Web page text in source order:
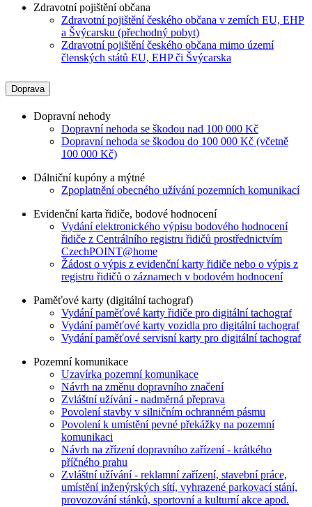
Zdravotní pojištění občana
Zdravotní pojištění českého občana v zemích EU, EHP
a Švýcarsku (přechodný pobyt)
Zdravotní pojištění českého občana mimo území
členských států EU, EHP či Švýcarska
Doprava
Dopravní nehody
Dopravní nehoda se škodou nad 100 000 Kč
Dopravní nehoda se škodou do 100 000 Kč (včetně
100 000 Kč)
Dálniční kupóny a mýtné
Zpoplatnění obecného užívání pozemních komunikací
Evidenční karta řidiče, bodové hodnocení
Vydání elektronického výpisu bodového hodnocení
řidiče z Centrálního registru řidičů prostřednictvím
CzechPOINT@home
Žádost o výpis z evidenční karty řidiče nebo o výpis z
registru řidičů o záznamech v bodovém hodnocení
Paměťové karty (digitální tachograf)
Vydání paměťové karty řidiče pro digitální tachograf
Vydání paměťové karty vozidla pro digitální tachograf
Vydání paměťové servisní karty pro digitální tachograf
Pozemní komunikace
Uzavírka pozemní komunikace
Návrh na změnu dopravního značení
Zvláštní užívání - nadměrná přeprava
Povolení stavby v silničním ochranném pásmu
Povolení k umístění pevné překážky na pozemní
komunikaci
Návrh na zřízení dopravního zařízení - krátkého
příčného prahu
Zvláštní užívání - reklamní zařízení, stavební práce,
umístění inženýrských sítí, vyhrazené parkovací stání,
provozování stánků, sportovní a kulturní akce apod.